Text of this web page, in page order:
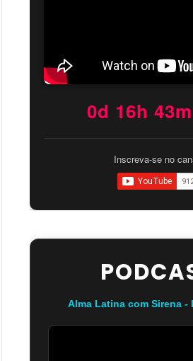
0d 16h
Inscreva-se no
Alma Latina com Sirena -